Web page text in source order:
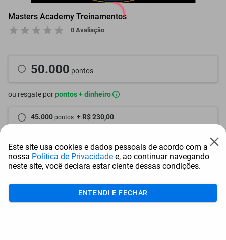
Masters Academy Treinamentos
0 Avaliação
50.000 pontos
ou resgate porpontos + dinheiro
45.000 pontos + R$ 230,00
40.000 pontos + R$ 460,00
Adicionar ao carrinho
Este site usa cookies e dados pessoais de acordo com a
nossa Política de Privacidade e, ao continuar navegando
neste site, você declara estar ciente dessas condições.
ENTENDI E FECHAR